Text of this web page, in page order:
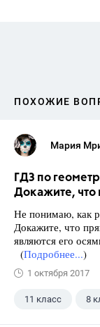
ПОХОЖИЕ
Мария
ГДЗ по
Докажите,
Не понимаю, как
Докажите, что
являются его
(Подробнее...)
1 октября 2017
11 класс 8